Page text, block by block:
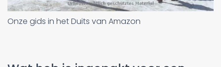
Onze gids in het Duits van Amazon